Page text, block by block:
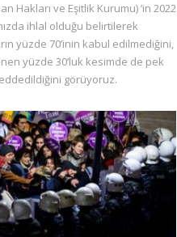
Hakları ve Eşitlik Kurumu) ’in 2022
ihlal olduğu belirtilerek
yüzde 70’inin kabul edilmediğini,
yüzde 30’luk kesimde de pek
görüyoruz.